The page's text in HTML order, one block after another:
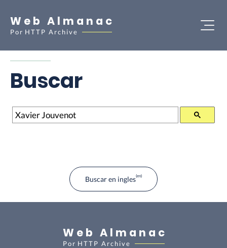
Web Almanac
Por HTTP Archive
Buscar
Buscar
Buscar en ingles
Web Almanac
Por HTTP Archive